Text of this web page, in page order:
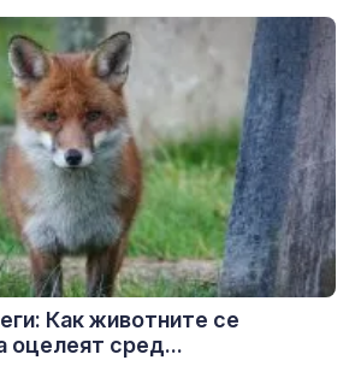
Как животните се
оцелеят сред...